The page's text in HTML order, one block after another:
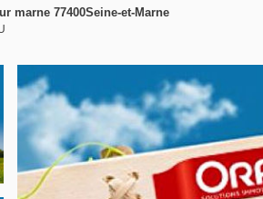
marne 77400Seine-et-Marne